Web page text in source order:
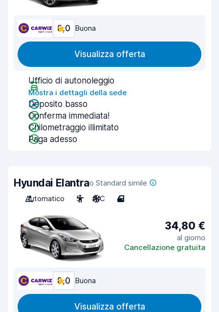
8,0 Buona
Visualizza offerta
Ufficio di autonoleggio
Mostra i dettagli della sede
Deposito basso
Conferma immediata!
Chilometraggio illimitato
Paga adesso
Hyundai Elantrao Standard simile
Automatico
5 A/C 4
34,80 €
al giorno
Cancellazione gratuita
8,0 Buona
Visualizza offerta